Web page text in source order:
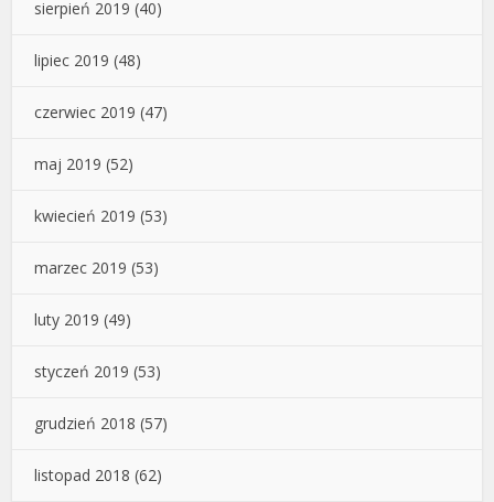
sierpień 2019 (40)
lipiec 2019 (48)
czerwiec 2019 (47)
maj 2019 (52)
kwiecień 2019 (53)
marzec 2019 (53)
luty 2019 (49)
styczeń 2019 (53)
grudzień 2018 (57)
listopad 2018 (62)